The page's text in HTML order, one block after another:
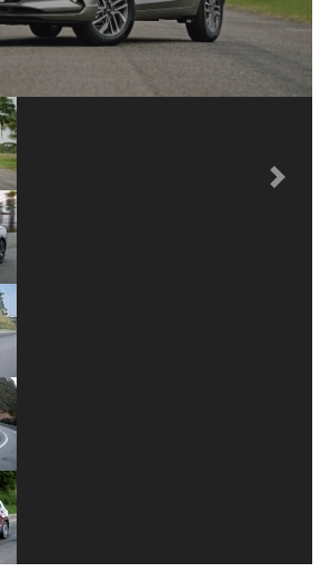
Next